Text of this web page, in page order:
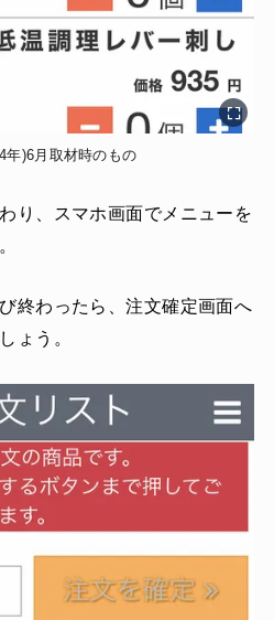
年)6月取材時のもの
り、スマホ画面でメニューを
終わったら、注文確定画面へ
ょう。